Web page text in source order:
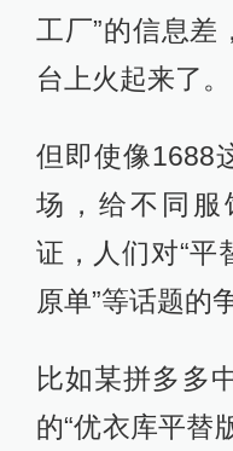
工厂”的信息差
台上火起来了。
但即使像1688
场，给不同服
证，人们对“平
原单”等话题的
比如某拼多多
的“优衣库平替